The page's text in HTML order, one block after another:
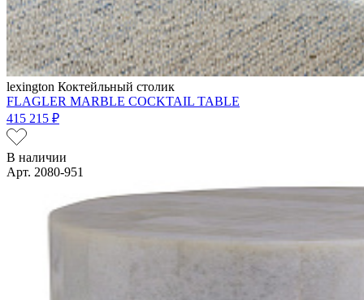
lexington Коктейльный столик
FLAGLER MARBLE COCKTAIL TABLE
415 215 ₽
В наличии
Арт. 2080-951